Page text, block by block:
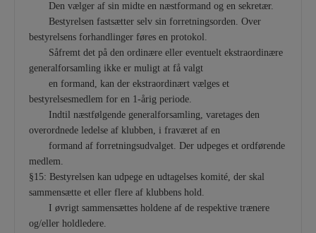
Den vælger af sin midte en næstformand og en sekretær.
Bestyrelsen fastsætter selv sin forretningsorden. Over
bestyrelsens forhandlinger føres en protokol.
Såfremt det på den ordinære eller eventuelt ekstraordinære
generalforsamling ikke er muligt at få valgt
en formand, kan der ekstraordinært vælges et
bestyrelsesmedlem for en 1-årig periode.
Indtil næstfølgende generalforsamling, varetages den
overordnede ledelse af klubben, i fraværet af en
formand af forretningsudvalget. Der udpeges et ordførende
medlem.
§15: Bestyrelsen kan udpege en udtagelses komité, der skal
sammensætte et eller flere af klubbens hold.
I øvrigt sammensættes holdene af de respektive trænere
og/eller holdledere.